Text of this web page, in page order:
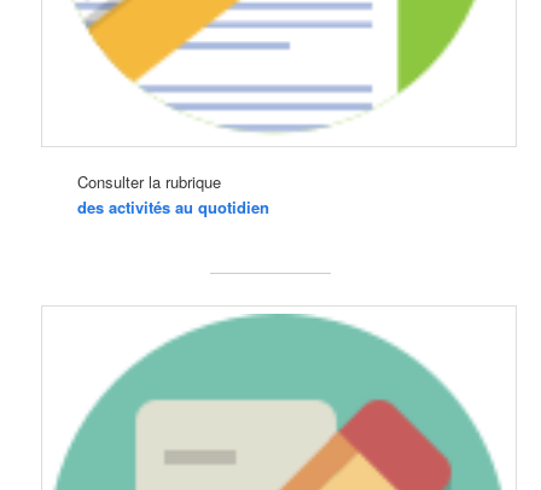
Consulter la rubrique
des activités au quotidien